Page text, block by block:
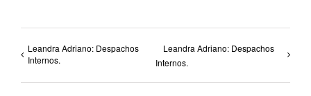
Leandra Adriano: Despachos
Internos.
Leandra Adriano: Despachos
Internos.